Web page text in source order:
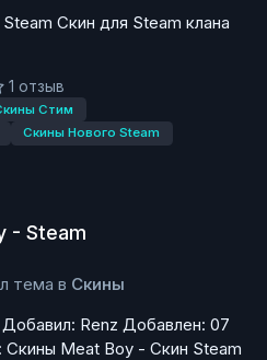
Скин для Steam клана
1 отзыв
Стим
Скины Нового Steam
- Steam
тема в Скины
Renz Добавлен: 07
Скины Meat Boy - Скин Steam